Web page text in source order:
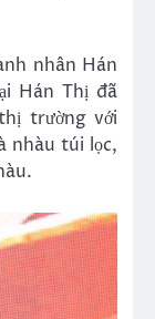
nhân Hán
Hán Thị đã
trường với
nhàu túi lọc,